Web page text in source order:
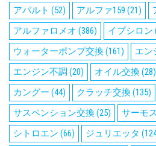
アバルト (52) アルファ159 (21)
アルファロメオ (386) イプシロン
ウォーターポンプ交換(161) エン
エンジン不調 (20) オイル交換(28)
カングー (44) クラッチ交換(135)
サスペンション交換(25) サーモ
シトロエン (66) ジュリエッタ